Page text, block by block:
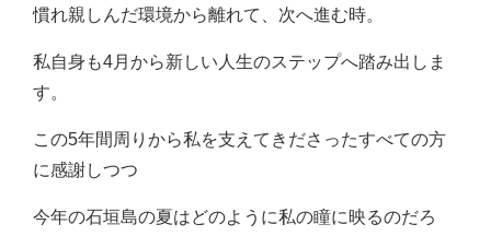
慣れ親しんだ環境から離れて、次へ進む時。
私自身も4月から新しい人生のステップへ踏み出しま
す。
この5年間周りから私を支えてきださったすべての方
に感謝しつつ
今年の石垣島の夏はどのように私の瞳に映るのだろ